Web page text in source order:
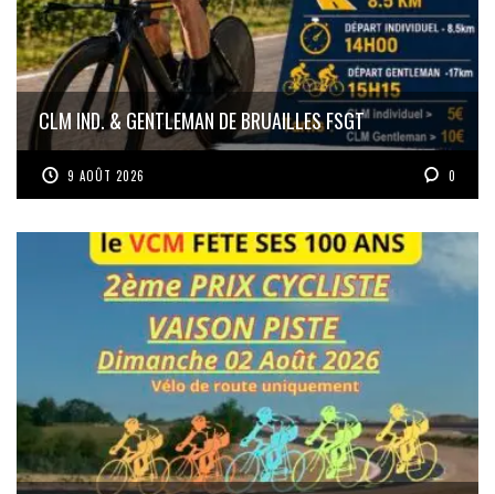
CLM IND. & GENTLEMAN DE BRUAILLES FSGT
9 AOÛT 2026 0